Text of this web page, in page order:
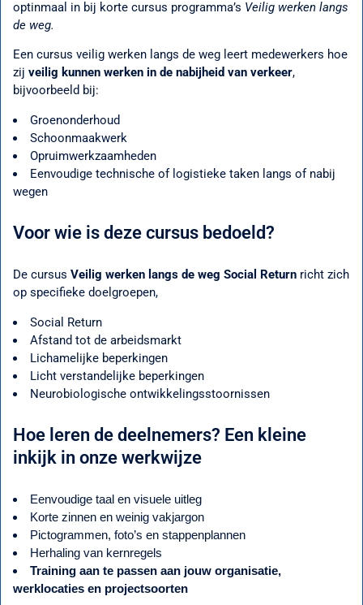
optinmaal in bij korte cursus programma’s Veilig werken langs
de weg.
Een cursus veilig werken langs de weg leert medewerkers hoe
zij veilig kunnen werken in de nabijheid van verkeer,
bijvoorbeeld bij:
Groenonderhoud
Schoonmaakwerk
Opruimwerkzaamheden
Eenvoudige technische of logistieke taken langs of nabij
wegen
Voor wie is deze cursus bedoeld?
De cursus Veilig werken langs de weg Social Return richt zich
op specifieke doelgroepen,
Social Return
Afstand tot de arbeidsmarkt
Lichamelijke beperkingen
Licht verstandelijke beperkingen
Neurobiologische ontwikkelingsstoornissen
Hoe leren de deelnemers? Een kleine
inkijk in onze werkwijze
Eenvoudige taal en visuele uitleg
Korte zinnen en weinig vakjargon
Pictogrammen, foto’s en stappenplannen
Herhaling van kernregels
Training aan te passen aan jouw organisatie,
werklocaties en projectsoorten